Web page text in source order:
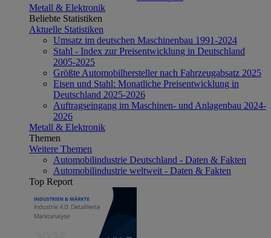
Metall & Elektronik
Beliebte Statistiken
Aktuelle Statistiken
Umsatz im deutschen Maschinenbau 1991-2024
Stahl - Index zur Preisentwicklung in Deutschland
2005-2025
Größte Automobilhersteller nach Fahrzeugabsatz 2025
Eisen und Stahl: Monatliche Preisentwicklung in
Deutschland 2025-2026
Auftragseingang im Maschinen- und Anlagenbau 2024-
2026
Metall & Elektronik
Themen
Weitere Themen
Automobilindustrie Deutschland - Daten & Fakten
Automobilindustrie weltweit - Daten & Fakten
Top Report